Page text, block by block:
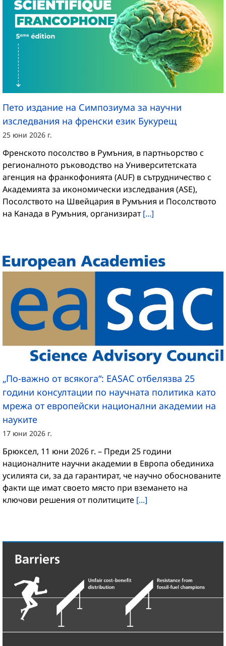
Пето издание на Симпозиума за научни
изследвания на френски език Букурещ
25 юни 2026 г.
Френското посолство в Румъния, в партньорство с
регионалното ръководство на Университетската
агенция на франкофонията (AUF) в сътрудничество с
Академията за икономически изследвания (ASE),
Посолството на Швейцария в Румъния и Посолството
на Канада в Румъния, организират[...]
„По-важно от всякога“: EASAC отбелязва 25
години консултации по научната политика като
мрежа от европейски национални академии на
науките
17 юни 2026 г.
Брюксел, 11 юни 2026 г. – Преди 25 години
националните научни академии в Европа обединиха
усилията си, за да гарантират, че научно обоснованите
факти ще имат своето място при вземането на
ключови решения от политиците [...]